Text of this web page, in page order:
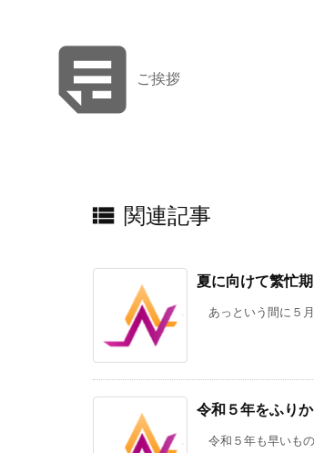
 ご挨拶
 関連記事
夏に向けて繁忙期
あっという間に５
令和５年をふり
令和５年も早いも